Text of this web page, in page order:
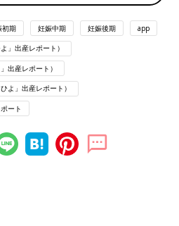
らい 感覚10分
て破水
し、感覚も5分に
みに変わるが子宮口は3.5cm
初期 妊娠中期 妊娠後期 app
」出産レポート）
出産レポート）
よ」出産レポート）
ート